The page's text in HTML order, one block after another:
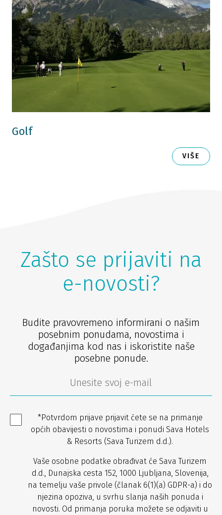
Golf
VIŠE
Zašto se prijaviti na
e-novosti?
Budite pravovremeno informirani o našim
posebnim ponudama, novostima i
događanjima kod nas i iskoristite naše
posebne ponude.
*Potvrdom prijave prijavit ćete se na primanje
općih obavijesti o novostima i ponudi Sava Hotels
& Resorts (Sava Turizem d.d.).
Vaše osobne podatke obrađivat će Sava Turizem
d.d., Dunajska cesta 152, 1000 Ljubljana, Slovenija,
na temelju vaše privole (članak 6(1)(a) GDPR-a) i do
njezina opoziva, u svrhu slanja naših ponuda i
novosti. Od primanja poruka možete se odjaviti u